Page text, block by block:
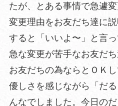
たが、とある事情で急遽
変更理由をお友だち達に
すると「いいよ〜」と言
急な変更が苦手なお友だ
お友だちの為ならとＯＫ
優しさを感じながら「だ
んなでしました。今日の